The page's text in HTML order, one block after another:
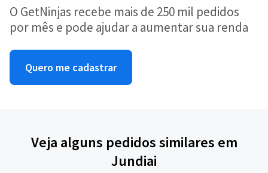
O GetNinjas recebe mais de 250 mil pedidos
por mês e pode ajudar a aumentar sua renda
Quero me cadastrar
Veja alguns pedidos similares em
Jundiai